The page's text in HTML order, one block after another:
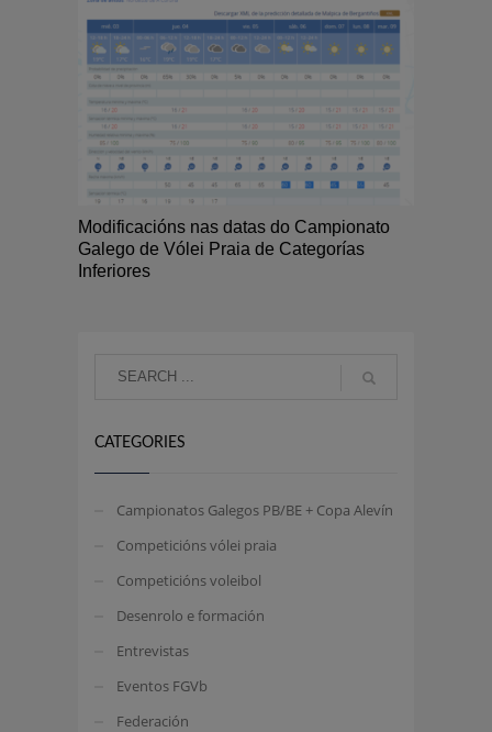
Modificacións nas datas do Campionato
Galego de Vólei Praia de Categorías
Inferiores
CATEGORIES
Campionatos Galegos PB/BE + Copa Alevín
Competicións vólei praia
Competicións voleibol
Desenrolo e formación
Entrevistas
Eventos FGVb
Federación